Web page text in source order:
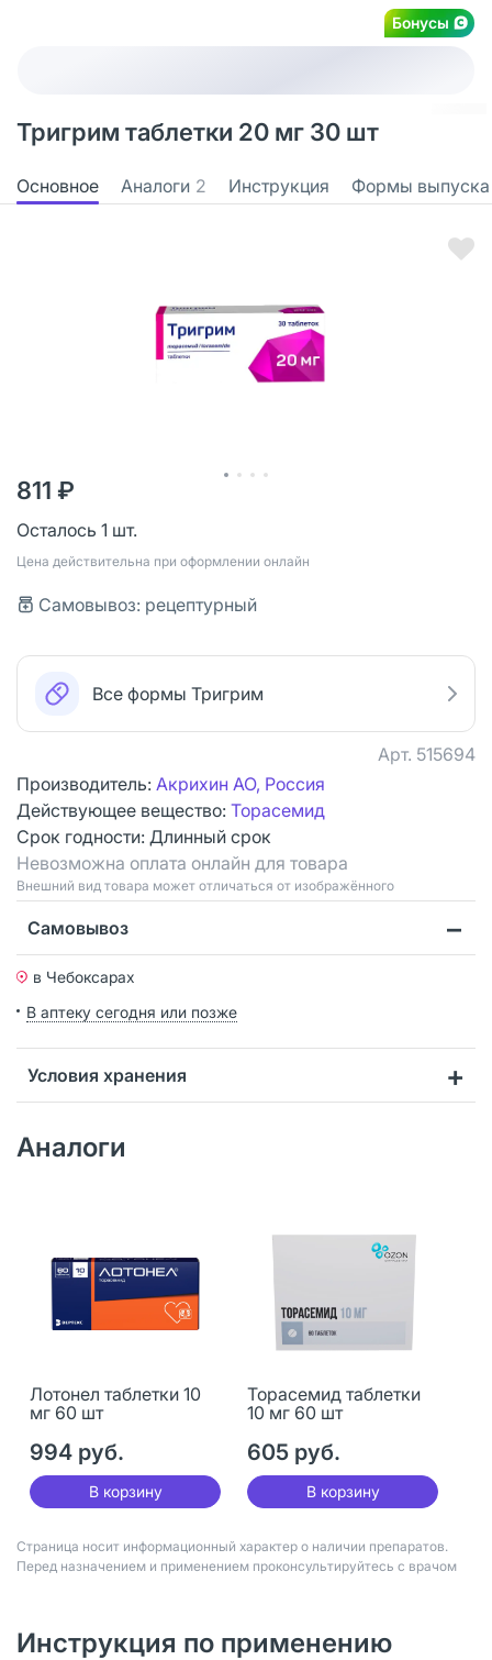
Бонусы
Тригрим таблетки 20 мг 30 шт
Основное Аналоги 2 Инструкция Формы выпуска
811 ₽
Осталось 1 шт.
Цена действительна при оформлении онлайн
Самовывоз: рецептурный
Все формы Тригрим
Арт. 515694
Производитель: Акрихин АО, Россия
Действующее вещество: Торасемид
Срок годности: Длинный срок
Невозможна оплата онлайн для товара
Bнешний вид товара может отличаться от изображённого
Самовывоз
в Чебоксарах
В аптеку сегодня или позже
Условия хранения
Аналоги
Лотонел таблетки 10
мг 60 шт
994 руб.
В корзину
Торасемид таблетки
10 мг 60 шт
605 руб.
В корзину
Страница носит информационный характер о наличии препаратов.
Перед назначением и применением проконсультируйтесь с врачом
Инструкция по применению